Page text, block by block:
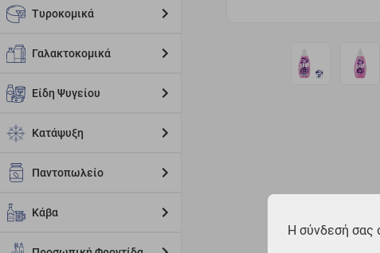
Τυροκομικά
Γαλακτοκομικά
Είδη Ψυγείου
Κατάψυξη
Παντοπωλείο
Κάβα
Η σύνδεσή σας